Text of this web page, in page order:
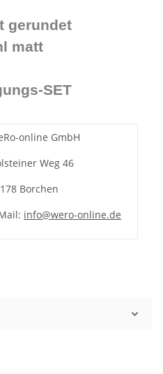
gerundet
matt
SET
online GmbH
Weg 46
Borchen
info@wero-online.de